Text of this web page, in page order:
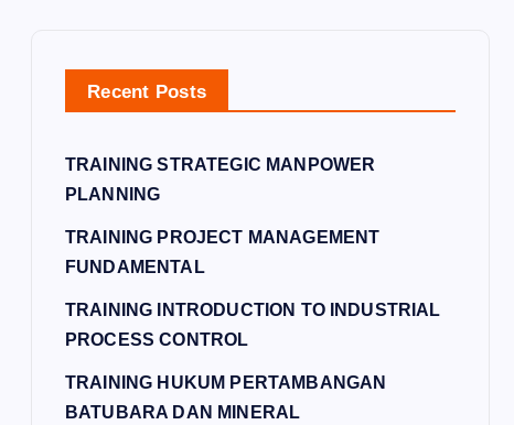
Recent Posts
TRAINING STRATEGIC MANPOWER
PLANNING
TRAINING PROJECT MANAGEMENT
FUNDAMENTAL
TRAINING INTRODUCTION TO INDUSTRIAL
PROCESS CONTROL
TRAINING HUKUM PERTAMBANGAN
BATUBARA DAN MINERAL